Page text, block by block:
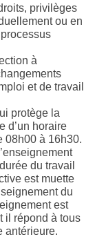
privilèges
ou en
à
et de travail
protège la
d’un horaire
08h00 à 16h30.
du travail
est muette
du
est
il répond à tous
antérieure.